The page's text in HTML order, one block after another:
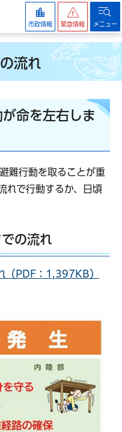
市政情報 緊急情報 メニュー
流れ
命を左右しま
難行動を取ることが重
れで行動するか、日頃
の流れ
（PDF：1,397KB）